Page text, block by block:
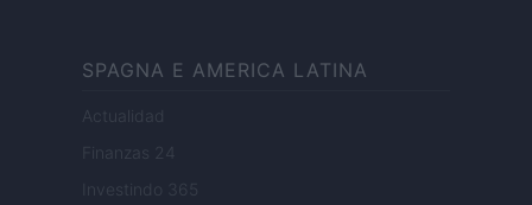
SPAGNA E AMERICA LATINA
Actualidad
Finanzas 24
Investindo 365